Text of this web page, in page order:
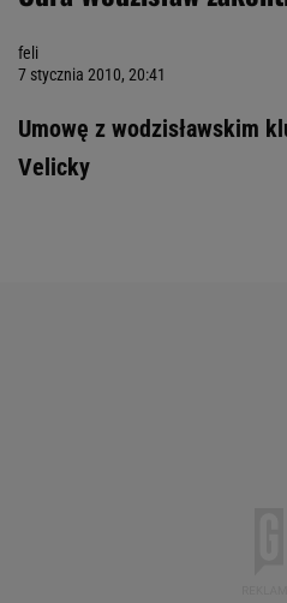
feli
7 stycznia 2010, 20:41
Umowę z wodzisławskim
Velicky